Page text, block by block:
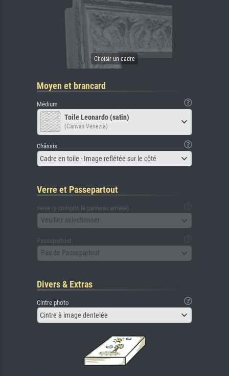
Moyen et brancard
Médium
Toile Leonardo (satin)
(Canvas Venezia)
Châssis
Cadre en toile - Image reflétée sur le côté
Verre et Passepartout
verre (y compris le panneau arrière)
Veuillez sélectionner
Passepartout
Pas de Passepartout
Divers & Extras
Cintre photo
Cintre à image dentelée